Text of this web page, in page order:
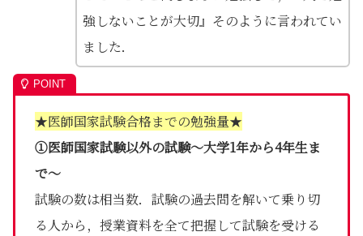
強しないことが大切』そのように言われてい
ました．
★医師国家試験合格までの勉強量★
①医師国家試験以外の試験～大学1年から4年生ま
で～
試験の数は相当数．試験の過去問を解いて乗り切
る人から，授業資料を全て把握して試験を受ける